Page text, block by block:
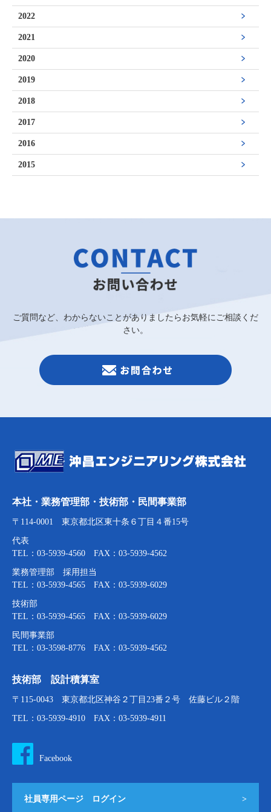
2022
2021
2020
2019
2018
2017
2016
2015
ご質問など、わからないことがありましたらお気軽にご相談くだ
さい。
本社・業務管理部・技術部・民間事業部
〒114-0001 東京都北区東十条６丁目４番15号
代表
TEL：03-5939-4560 FAX：03-5939-4562
業務管理部 採用担当
TEL：03-5939-4565 FAX：03-5939-6029
技術部
TEL：03-5939-4565 FAX：03-5939-6029
民間事業部
TEL：03-3598-8776 FAX：03-5939-4562
技術部 設計積算室
〒115-0043 東京都北区神谷２丁目23番２号 佐藤ビル２階
TEL：03-5939-4910 FAX：03-5939-4911
Facebook
社員専用ページ ログイン >